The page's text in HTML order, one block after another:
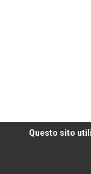
Questo sito